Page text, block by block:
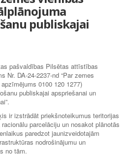
publiskajai
pašvaldības Pilsētas attīstības
Nr. DA-24-2237-nd “Par zemes
0100 120 1277)
publiskajai apspriešanai un
ir izstrādāt priekšnoteikumus teritorijas
parcelāciju un nosakot plānotās
paredzot jaunizveidotajām
nodrošinājumu un
no tām.